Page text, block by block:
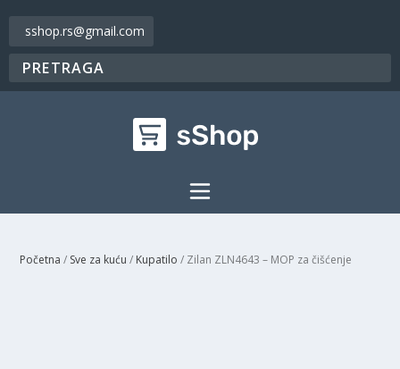
sshop.rs@gmail.com
Početna / Sve za kuću / Kupatilo / Zilan ZLN4643 – MOP za čišćenje